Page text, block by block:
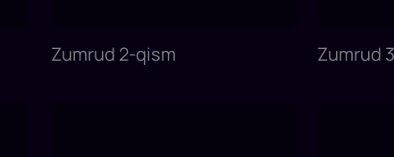
Zumrud 2-qism Zumrud